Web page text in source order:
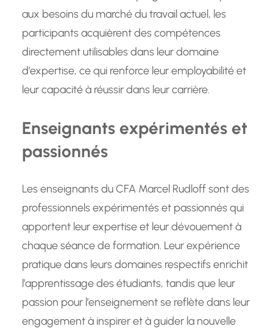
aux besoins du marché du travail actuel, les
participants acquièrent des compétences
directement utilisables dans leur domaine
d’expertise, ce qui renforce leur employabilité et
leur capacité à réussir dans leur carrière.
Enseignants expérimentés et
passionnés
Les enseignants du CFA Marcel Rudloff sont des
professionnels expérimentés et passionnés qui
apportent leur expertise et leur dévouement à
chaque séance de formation. Leur expérience
pratique dans leurs domaines respectifs enrichit
l’apprentissage des étudiants, tandis que leur
passion pour l’enseignement se reflète dans leur
engagement à inspirer et à guider la nouvelle